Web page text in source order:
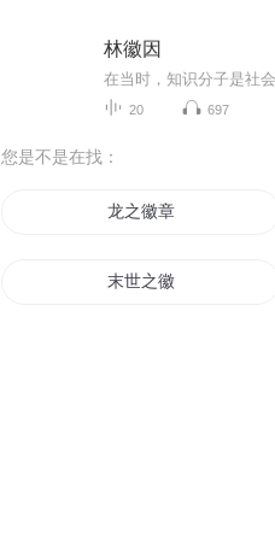
林徽因
20 697
您是不是在找：
龙之徽章
末世之徽